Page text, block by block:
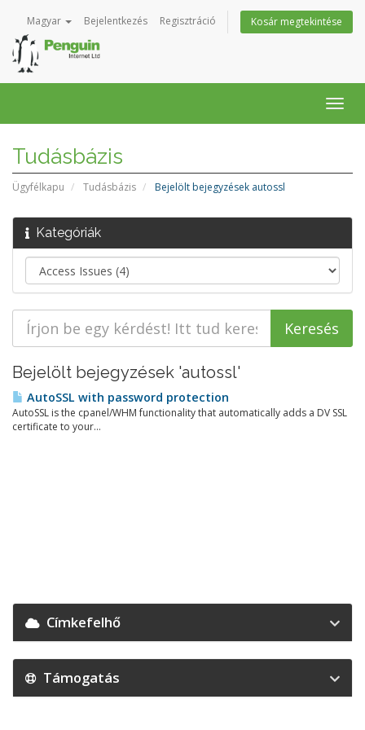
Magyar Bejelentkezés Regisztráció Kosár megtekintése
a
Tudásbázis
Ügyfélkapu Tudásbázis Bejelölt bejegyzések autossl
Kategóriák
Bejelölt bejegyzések 'autossl'
AutoSSL with password protection
AutoSSL is the cpanel/WHM functionality that automatically adds a DV SSL
certificate to your...
Címkefelhő
Támogatás